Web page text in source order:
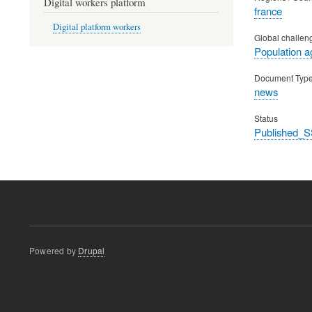
france
Global
Population
Document Type
news
Status
Digital platform workers
Powered by Drupal